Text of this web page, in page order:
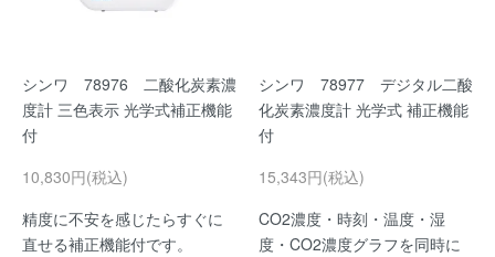
シンワ 78976 二酸化炭素濃
度計 三色表示 光学式補正機能
付
10,830円(税込)
精度に不安を感じたらすぐに
直せる補正機能付です。
シンワ 78977 デジタル二酸
化炭素濃度計 光学式 補正機能
付
15,343円(税込)
CO2濃度・時刻・温度・湿
度・CO2濃度グラフを同時に